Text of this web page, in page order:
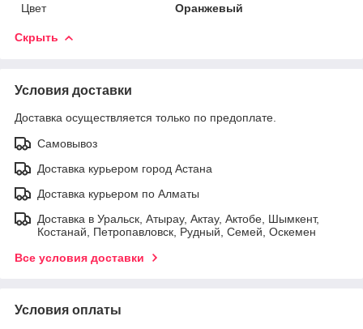
Цвет
Оранжевый
Скрыть
Условия доставки
Доставка осуществляется только по предоплате.
Самовывоз
Доставка курьером город Астана
Доставка курьером по Алматы
Доставка в Уральск, Атырау, Актау, Актобе, Шымкент,
Костанай, Петропавловск, Рудный, Семей, Оскемен
Все условия доставки
Условия оплаты